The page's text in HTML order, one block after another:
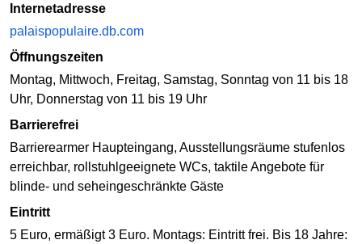
Internetadresse
palaispopulaire.db.com
Öffnungszeiten
Montag, Mittwoch, Freitag, Samstag, Sonntag von 11 bis 18
Uhr, Donnerstag von 11 bis 19 Uhr
Barrierefrei
Barrierearmer Haupteingang, Ausstellungsräume stufenlos
erreichbar, rollstuhlgeeignete WCs, taktile Angebote für
blinde- und seheingeschränkte Gäste
Eintritt
5 Euro, ermäßigt 3 Euro. Montags: Eintritt frei. Bis 18 Jahre: